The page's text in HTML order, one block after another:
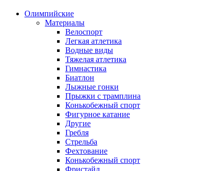
Олимпийские
Материалы
Велоспорт
Легкая атлетика
Водные виды
Тяжелая атлетика
Гимнастика
Биатлон
Лыжные гонки
Прыжки с трамплина
Конькобежный спорт
Фигурное катание
Другие
Гребля
Стрельба
Фехтование
Конькобежный спорт
Фристайл